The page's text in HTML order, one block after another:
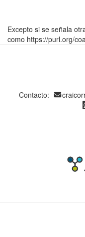
Excepto si se señala
como https://purl.org/
Contacto: